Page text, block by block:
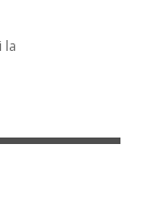
la